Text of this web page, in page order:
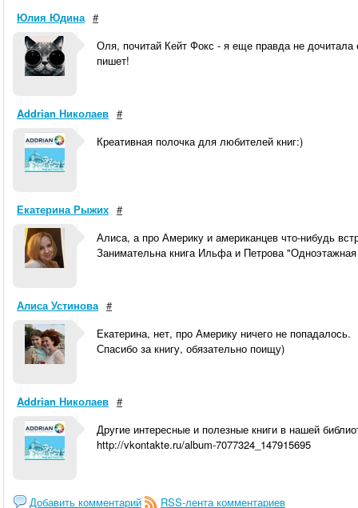
Юлия Юдина #
Оля, почитай Кейт Фокс - я еще правда не дочитала
пишет!
Addrian Николаев #
Креативная полочка для любителей книг:)
Екатерина Рыжих #
Алиса, а про Америку и американцев что-нибудь
Занимательна книга Ильфа и Петрова
Алиса Устинова #
Екатерина, нет, про Америку ничего не попадалось.
Спасибо за книгу, обязательно поищу)
Addrian Николаев #
Другие интересные и полезные книги в нашей
http://vkontakte.ru/album-7077324_147915695
Добавить комментарий RSS-лента комментариев